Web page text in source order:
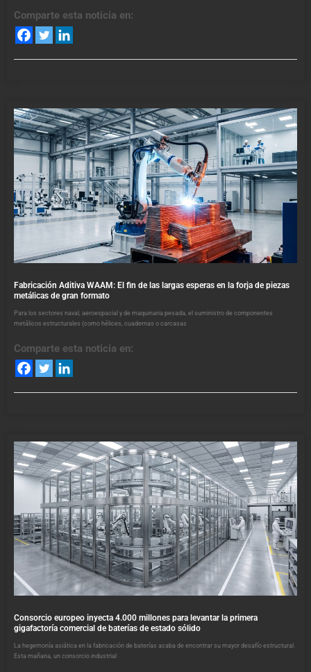
Comparte esta noticia en:
Fabricación Aditiva WAAM: El fin de las largas esperas en la forja de piezas
metálicas de gran formato
Para los sectores naval, aeroespacial y de maquinaria pesada, el suministro de componentes
metálicos estructurales (como hélices, cuadernas o carcasas
Comparte esta noticia en:
Consorcio europeo inyecta 4.000 millones para levantar la primera
gigafactoría comercial de baterías de estado sólido
La hegemonía asiática en la fabricación de baterías acaba de encontrar su mayor desafío estructural.
Esta mañana, un consorcio industrial